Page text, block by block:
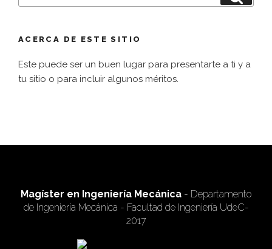
por:
ACERCA DE ESTE SITIO
Este puede ser un buen lugar para presentarte a ti y a
tu sitio o para incluir algunos méritos.
Magíster en Ingeniería Mecánica - Departamento
de Ingeniería Mecánica - Facultad de Ingeniería UdeC-
2017